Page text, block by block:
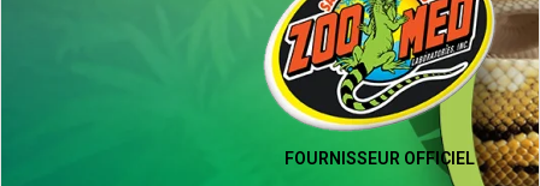
FOURNISSEUR OFFICIEL